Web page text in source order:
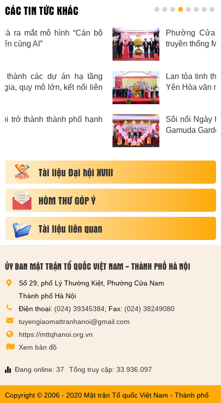
CÁC TIN TỨC KHÁC
Phường Cửa Nam kỷ niệm 95 năm Ngày
truyền thống Mặt trận Tổ quốc Việt Nam
Lan tỏa tinh thần gắn kết, xây dựng phường
Yên Hòa văn minh, sạch đẹp
Sôi nổi Ngày hội Đại đoàn kết tại Khu đô thị
Gamuda Garden
Tài liệu Đại hội XVIII
HÒM THƯ GÓP Ý
Tài liệu liên quan
ỦY BAN MẶT TRẬN TỔ QUỐC VIỆT NAM - THÀNH PHỐ HÀ NỘI
Số 29, phố Lý Thường Kiệt, Phường Cửa Nam
Thành phố Hà Nội
Điện thoại: (024) 39345384; Fax: (024) 38249080
tuyengiaomattranhanoi@gmail.com
https://mttqhanoi.org.vn
Xem bản đồ
Đang online: 37 Tổng truy cập: 33.936.097
Copyright © 2006 - 2020 Mặt trận Tổ quốc Việt Nam - Thành phố